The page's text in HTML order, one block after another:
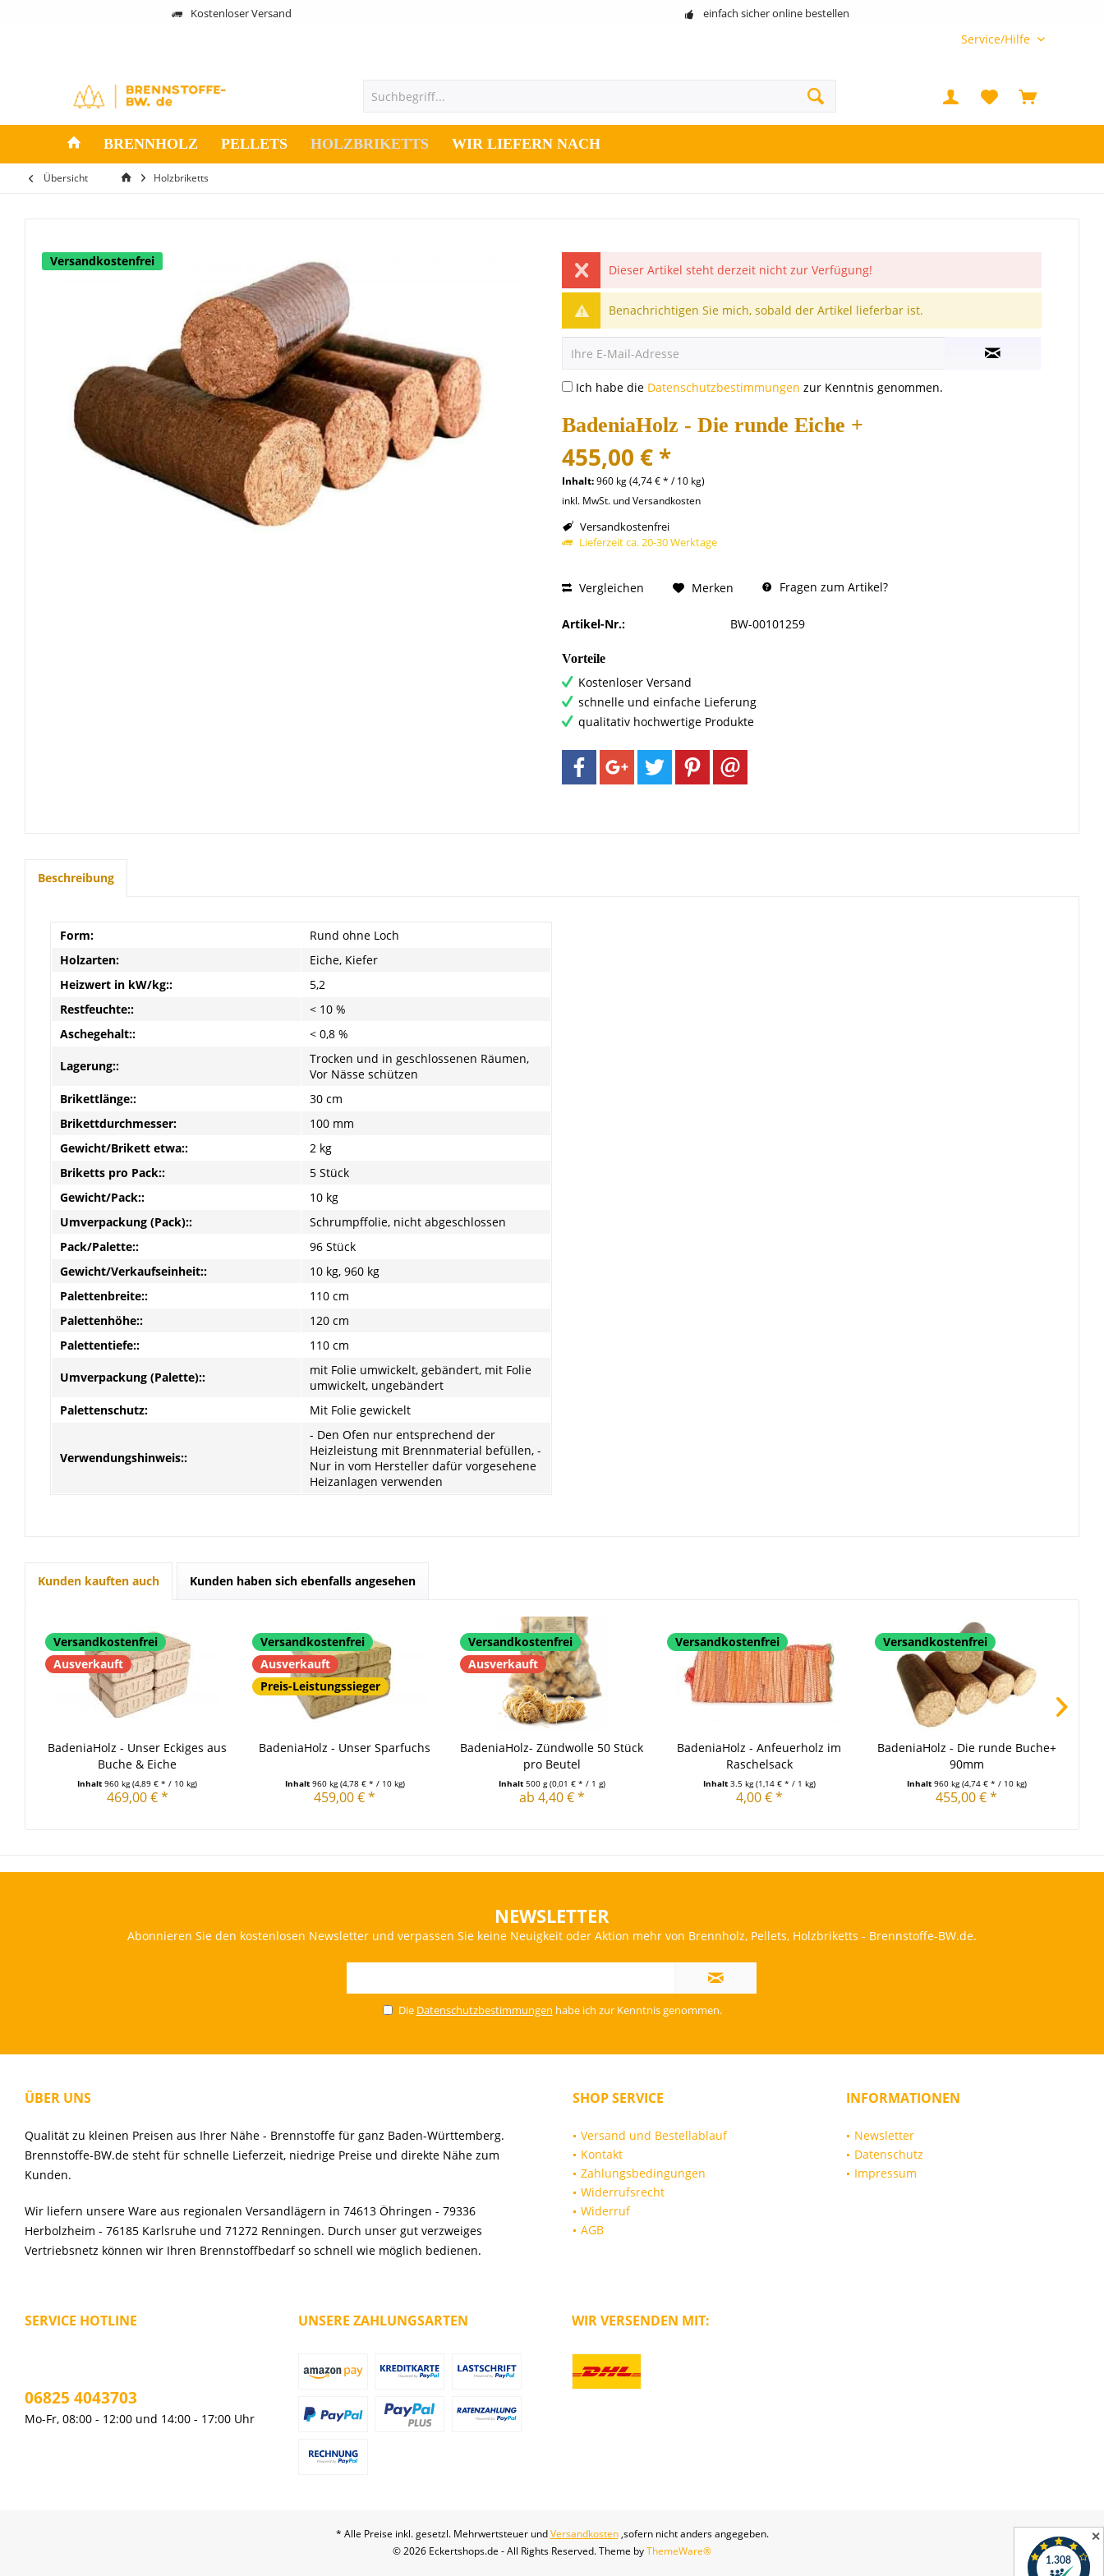
Kostenloser Versand einfach sicher online bestellen
Service/Hilfe
BRENNHOLZ PELLETS HOLZBRIKETTS WIR LIEFERN NACH
Übersicht Holzbriketts
Versandkostenfrei
Dieser Artikel steht derzeit nicht zur Verfügung!
Benachrichtigen Sie mich, sobald der Artikel lieferbar ist.
Ich habe die Datenschutzbestimmungen zur Kenntnis genommen.
BadeniaHolz - Die runde Eiche +
455,00 € *
Inhalt:960 kg (4,74 € * / 10 kg)
inkl. MwSt. und Versandkosten
Versandkostenfrei
Lieferzeit ca. 20-30 Werktage
Vergleichen Merken Fragen zum Artikel?
Artikel-Nr.: BW-00101259
Vorteile
Kostenloser Versand
schnelle und einfache Lieferung
qualitativ hochwertige Produkte
Beschreibung
Form:
Rund ohne Loch
Holzarten:
Eiche, Kiefer
Heizwert in kW/kg::
5,2
Restfeuchte::
< 10 %
Aschegehalt::
< 0,8 %
Lagerung::
Trocken und in geschlossenen Räumen,
Vor Nässe schützen
Brikettlänge::
30 cm
Brikettdurchmesser:
100 mm
Gewicht/Brikett etwa::
2 kg
Briketts pro Pack::
5 Stück
Gewicht/Pack::
10 kg
Umverpackung (Pack)::
Schrumpffolie, nicht abgeschlossen
Pack/Palette::
96 Stück
Gewicht/Verkaufseinheit::
10 kg, 960 kg
Palettenbreite::
110 cm
Palettenhöhe::
120 cm
Palettentiefe::
110 cm
Umverpackung (Palette)::
mit Folie umwickelt, gebändert, mit Folie
umwickelt, ungebändert
Palettenschutz:
Mit Folie gewickelt
Verwendungshinweis::
- Den Ofen nur entsprechend der
Heizleistung mit Brennmaterial befüllen, -
Nur in vom Hersteller dafür vorgesehene
Heizanlagen verwenden
Kunden kauften auch Kunden haben sich ebenfalls angesehen
Versandkostenfrei
Ausverkauft
BadeniaHolz - Unser Eckiges aus
Buche & Eiche
Inhalt960 kg(4,89 € * / 10 kg)
469,00 € *
Versandkostenfrei
Ausverkauft
Preis-Leistungssieger
BadeniaHolz - Unser Sparfuchs
Inhalt 960 kg(4,78 € * / 10 kg)
459,00 € *
Versandkostenfrei
Ausverkauft
BadeniaHolz- Zündwolle 50 Stück
pro Beutel
Inhalt 500 g(0,01 € * / 1 g)
ab 4,40 € *
Versandkostenfrei
BadeniaHolz - Anfeuerholz im
Raschelsack
Inhalt 3.5 kg(1,14 € * / 1 kg)
4,00 € *
Versandkostenfrei
BadeniaHolz - Die runde Buche+
90mm
Inhalt 960 kg(4,74 € * / 10 kg)
455,00 € *
✕
NEWSLETTER
Abonnieren Sie den kostenlosen Newsletter und verpassen Sie keine Neuigkeit oder Aktion mehr von Brennholz, Pellets, Holzbriketts - Brennstoffe-BW.de.
Die Datenschutzbestimmungen habe ich zur Kenntnis genommen.
ÜBER UNS
Qualität zu kleinen Preisen aus Ihrer Nähe - Brennstoffe für ganz Baden-Württemberg.
Brennstoffe-BW.de steht für schnelle Lieferzeit, niedrige Preise und direkte Nähe zum
Kunden.
Wir liefern unsere Ware aus regionalen Versandlägern in 74613 Öhringen - 79336
Herbolzheim - 76185 Karlsruhe und 71272 Renningen. Durch unser gut verzweiges
Vertriebsnetz können wir Ihren Brennstoffbedarf so schnell wie möglich bedienen.
SHOP SERVICE
Versand und Bestellablauf
Kontakt
Zahlungsbedingungen
Widerrufsrecht
Widerruf
AGB
INFORMATIONEN
Newsletter
Datenschutz
Impressum
SERVICE HOTLINE
06825 4043703
Mo-Fr, 08:00 - 12:00 und 14:00 - 17:00 Uhr
UNSERE ZAHLUNGSARTEN WIR VERSENDEN MIT:
* Alle Preise inkl. gesetzl. Mehrwertsteuer undVersandkosten,sofern nicht anders angegeben.
© 2026 Eckertshops.de - All Rights Reserved. Theme byThemeWare®